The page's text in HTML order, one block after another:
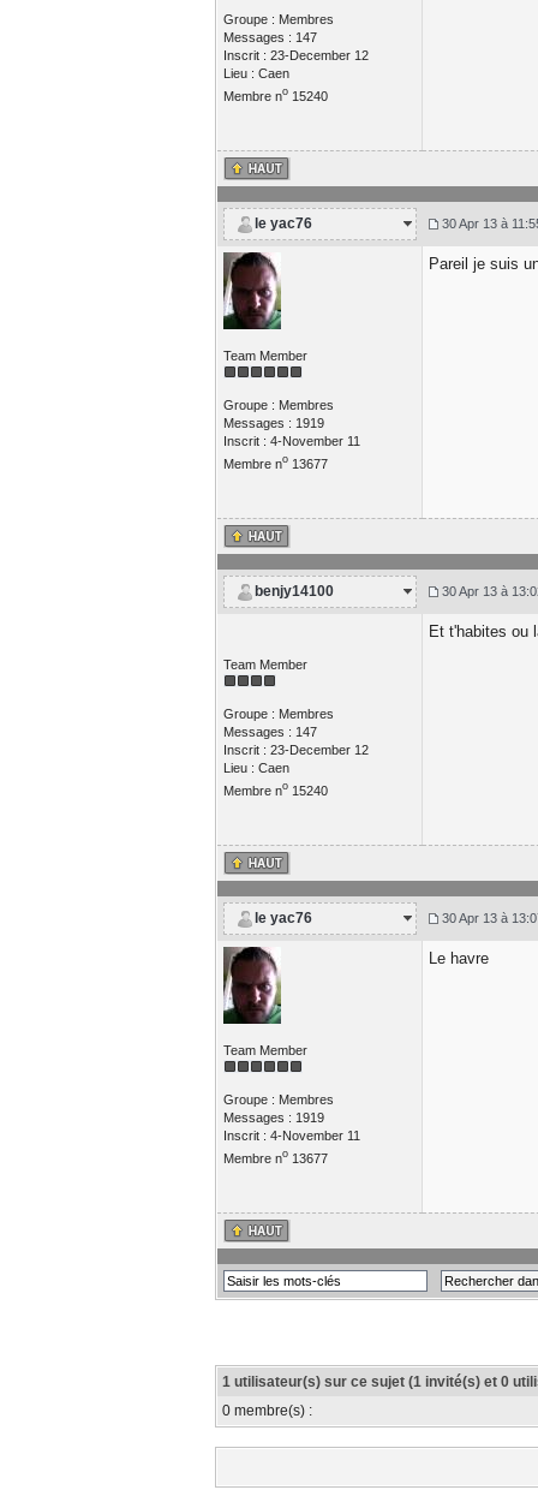
Groupe : Membres
Messages : 147
Inscrit : 23-December 12
Lieu : Caen
Membre no15240
le yac76 30 Apr 13 à
Team Member
Groupe : Membres
Messages : 1919
Inscrit : 4-November 11
Membre no13677
Pareil je suis
benjy14100 30 Apr 13 à
Team Member
Groupe : Membres
Messages : 147
Inscrit : 23-December 12
Lieu : Caen
Membre no15240
Et t'habites ou
le yac76 30 Apr 13 à
Team Member
Groupe : Membres
Messages : 1919
Inscrit : 4-November 11
Membre no13677
Le havre
1 utilisateur(s) sur ce sujet (1 invité(s) et 0
0 membre(s) :